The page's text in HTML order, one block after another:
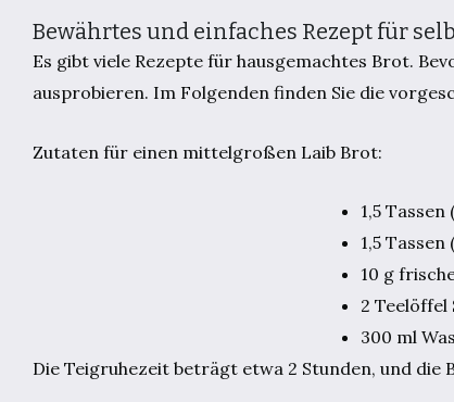
Bewährtes und einfaches Rezept für
Es gibt viele Rezepte für hausgemachtes Brot.
ausprobieren. Im Folgenden finden Sie die
Zutaten für einen mittelgroßen Laib Brot:
1,5
1,5 Tassen
10 g
2 Teelöffel
300 ml
Die Teigruhezeit beträgt etwa 2 Stunden, und die